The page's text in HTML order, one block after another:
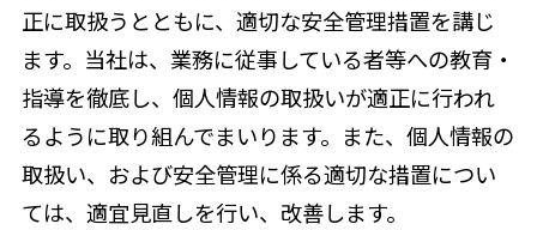
正に取扱うとともに、適切な安全管理措置を講じ
ます。当社は、業務に従事している者等への教育・
指導を徹底し、個人情報の取扱いが適正に行われ
るように取り組んでまいります。また、個人情報の
取扱い、および安全管理に係る適切な措置につい
ては、適宜見直しを行い、改善します。